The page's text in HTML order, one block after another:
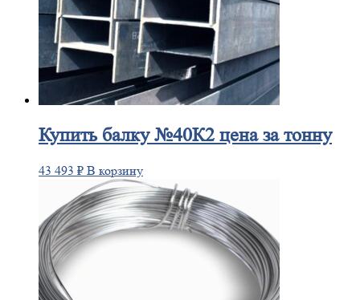
Купитьбалку №40К2 цена за тонну
43 493 ₽ В корзину